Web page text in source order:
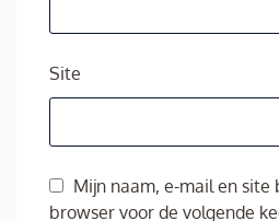
Site
Mijn naam, e-mail en site
browser voor de volgende